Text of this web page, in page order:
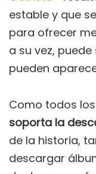
estable y que
para ofrecer
a su vez,
pueden
Como todos los
soporta la
de la historia,
descargar